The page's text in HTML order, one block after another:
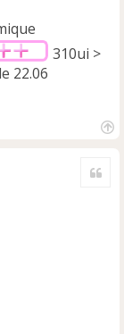
310ui >
22.06